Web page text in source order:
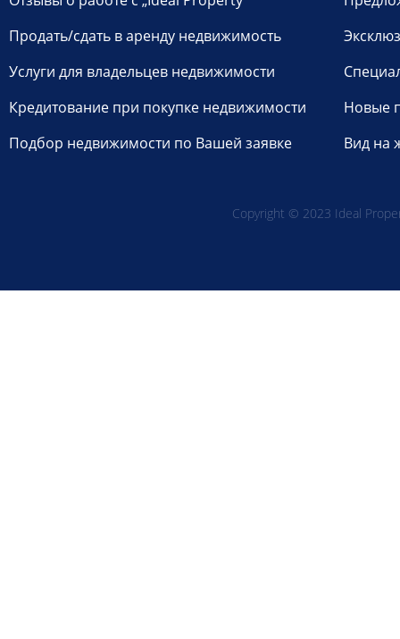
Продать/сдать в аренду недвижимость
Услуги для владельцев недвижимости
Кредитование при покупке недвижимости
Подбор недвижимости по Вашей заявке
Новые
Вид на
Copyright © 2023 Ideal